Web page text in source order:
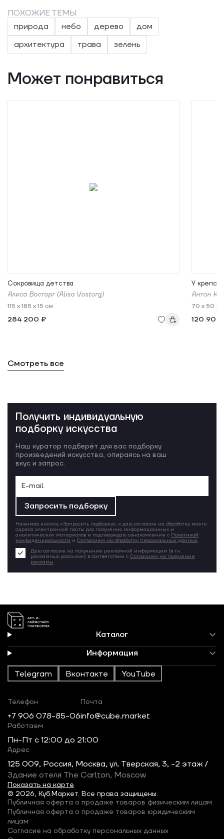
ПОХОЖИЕ ТЕМЫ
природа
небо дерево
дом
архитектура
трава зелень
Может понравиться
Сокровища детства
Алиса Восторг (Alisa Vostorg)
115 x 185 x 15 см
284 200 ₽
У
Антон
70 x 50 x
120 900
Смотреть все
Получить индивидуальную
подборку искусства
Наш куратор подберёт для вас подборку
произведений искусства, опираясь на ваш
вкус и запрос.
Запросить подборку
Нажимая кнопку «Запросить подборку», я даю согласие на обработку моего
адреса электронной почты для получения информационных и
аналитических материалов и подтверждаю ознакомление с Политикой
конфиденциальности и Согласием на обработку персональных данных.
Даю согласие на получение рекламной информации (в т.ч.
рекламных рассылок) в соответствии с Согласием на получение
рекламы
Каталог
Информация
Telegram Вконтакте YouTube
© 2026, Куб.Маркет. Все права защищены.
Телефон
+7 906 078-85-06
Почта
info@cube.market
Работаем
Пн-Пт c 12:00 до 21:00
Адрес
125 009, Россия, Москва, ул. Тверская, 3, -2 этаж /
Здание отеля The Carlton, Moscow
Показать на карте
Публичная оферта о продаже товаров физическим лицам
Публичная оферта о продаже товаров юридическим
лицам
Согласие на обработку персональных данных